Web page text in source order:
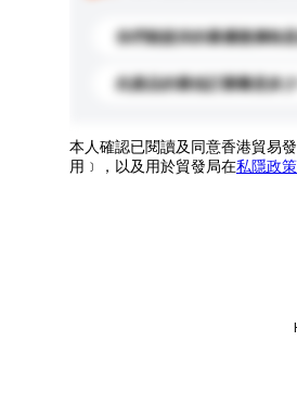
你們能提供的最優惠價格是
此產品的最低訂購量是多少
本人確認已閱讀及同意香港貿易
用﹞，以及用於貿發局在私隱政